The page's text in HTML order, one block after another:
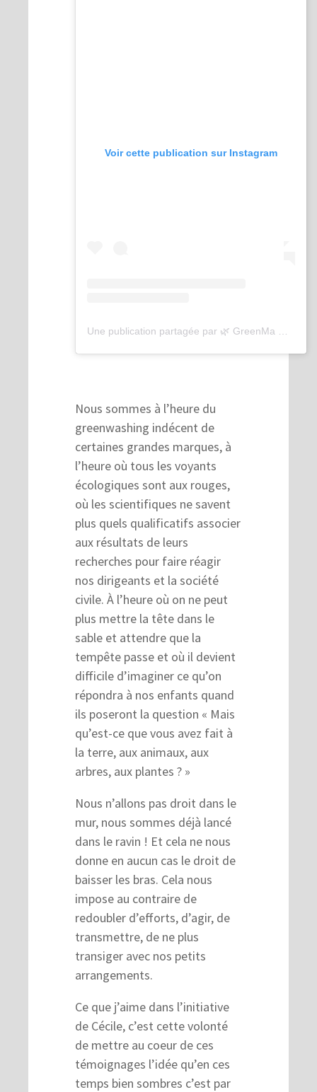
Voir cette publication sur Instagram
Une publication partagée par 🌿 GreenMa 🌿 (@greenma_france)
Nous sommes à l’heure du
greenwashing indécent de
certaines grandes marques, à
l’heure où tous les voyants
écologiques sont aux rouges,
où les scientifiques ne savent
plus quels qualificatifs associer
aux résultats de leurs
recherches pour faire réagir
nos dirigeants et la société
civile. À l’heure où on ne peut
plus mettre la tête dans le
sable et attendre que la
tempête passe et où il devient
difficile d’imaginer ce qu’on
répondra à nos enfants quand
ils poseront la question « Mais
qu’est-ce que vous avez fait à
la terre, aux animaux, aux
arbres, aux plantes ? »
Nous n’allons pas droit dans le
mur, nous sommes déjà lancé
dans le ravin ! Et cela ne nous
donne en aucun cas le droit de
baisser les bras. Cela nous
impose au contraire de
redoubler d’efforts, d’agir, de
transmettre, de ne plus
transiger avec nos petits
arrangements.
Ce que j’aime dans l’initiative
de Cécile, c’est cette volonté
de mettre au coeur de ces
témoignages l’idée qu’en ces
temps bien sombres c’est par